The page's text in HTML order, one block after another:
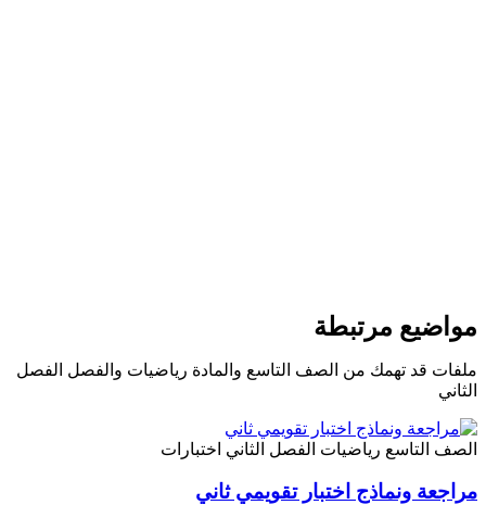
مواضيع مرتبطة
ملفات قد تهمك من الصف التاسع والمادة رياضيات والفصل الفصل
الثاني
الصف التاسع رياضيات الفصل الثاني اختبارات
مراجعة ونماذج اختبار تقويمي ثاني